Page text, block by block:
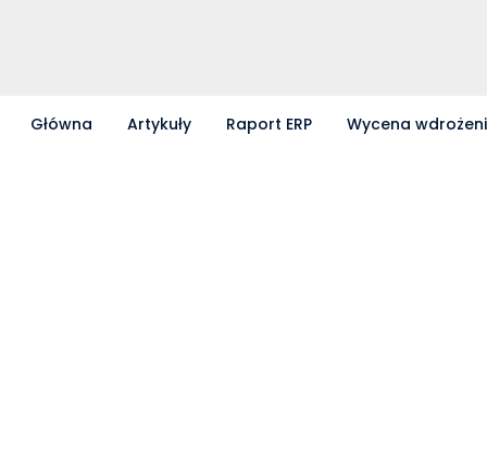
Główna Artykuły Raport ERP Wycena